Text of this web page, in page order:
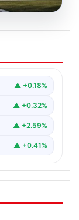
▲ +0.18%
▲ +0.32%
▲ +2.59%
▲ +0.41%